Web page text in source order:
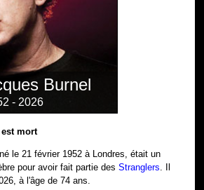
Burnel
- 2026
mort
le 21 février 1952 à Londres, était un
pour avoir fait partie desStranglers . Il
à l'âge de 74 ans.